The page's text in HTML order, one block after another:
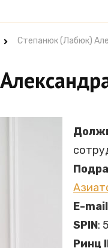
Степанюк (Лабюк)
E-mail
SPIN:
Ринц